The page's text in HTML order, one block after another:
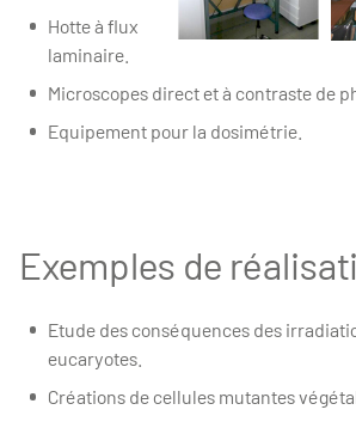
Hotte à flux
laminaire.
Microscopes direct et à contraste de
Equipement pour la dosimétrie.
Exemples de
Etude des conséquences des
eucaryotes.
Créations de cellules mutantes